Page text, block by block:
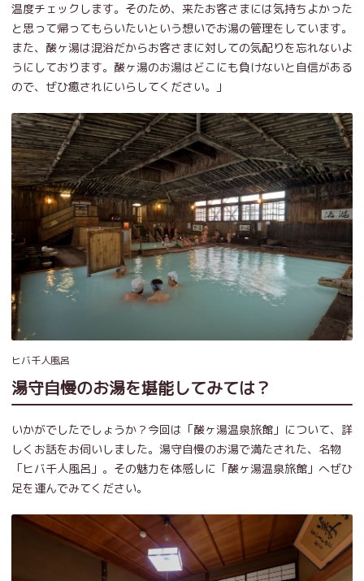
温度チェックします。そのため、来たお客さまには気持ちよかった
と思って帰ってもらいたいという想いでお湯の管理をしています。
また、酸ヶ湯は混浴だからお客さまに対しての気配りを忘れないよ
うにしております。酸ヶ湯のお湯はどこにも負けないと自信がある
ので、ぜひ癒されにいらしてください。」
ヒバ千人風呂
湯守自慢のお湯を堪能してみては？
いかがでしたでしょうか？今回は「酸ヶ湯温泉旅館」について、詳
しくお話をお伺いしました。湯守自慢のお湯で満たされた、名物
「ヒバ千人風呂」。その魅力を体感しに「酸ヶ湯温泉旅館」へぜひ
足を運んでみてください。